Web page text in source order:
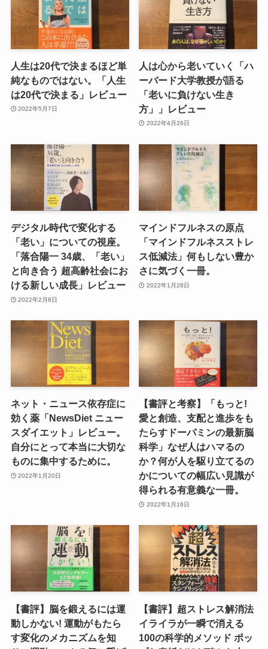
人生は20代で決まるほど単
純なものではない。「人生
は20代で決まる」レビュー
2022年5月7日
人は心から老いていく「ハ
ーバード大学教授が語る
「老いに負けない生き
方」」レビュー
2022年4月26日
デジタル時代で変化する
「老い」についての視座。
「落合陽一 34歳、「老い」
と向き合う 超高齢社会にお
ける新しい成長」レビュー
2022年2月8日
マインドフルネスの原点
「マインドフルネスストレ
ス低減法」何もしない豊か
さに気づく一冊。
2022年1月28日
ネット・ニュース依存症に
効く薬「NewsDiet ニュー
スダイエット」レビュー。
自分にとって本当に大切な
ものに集中するために。
2022年1月20日
【書評と考察】「もっと!
愛と創造、支配と進歩をも
たらすドーパミンの最新脳
科学」なぜ人はハマるの
か？何が人を駆り立てるの
かについての幅広い見識が
得られる有意義な一冊。
2022年1月16日
【書評】脳を鍛えるには運
動しかない! 運動がもたら
す変化のメカニズムを知
【書評】超ストレス解消法
イライラが一瞬で消える
100の科学的メソッド ポッ